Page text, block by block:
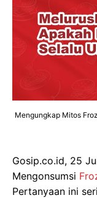
Mengungkap Mitos
Gosip.co.id, 25
Mengonsumsi
Pertanyaan ini